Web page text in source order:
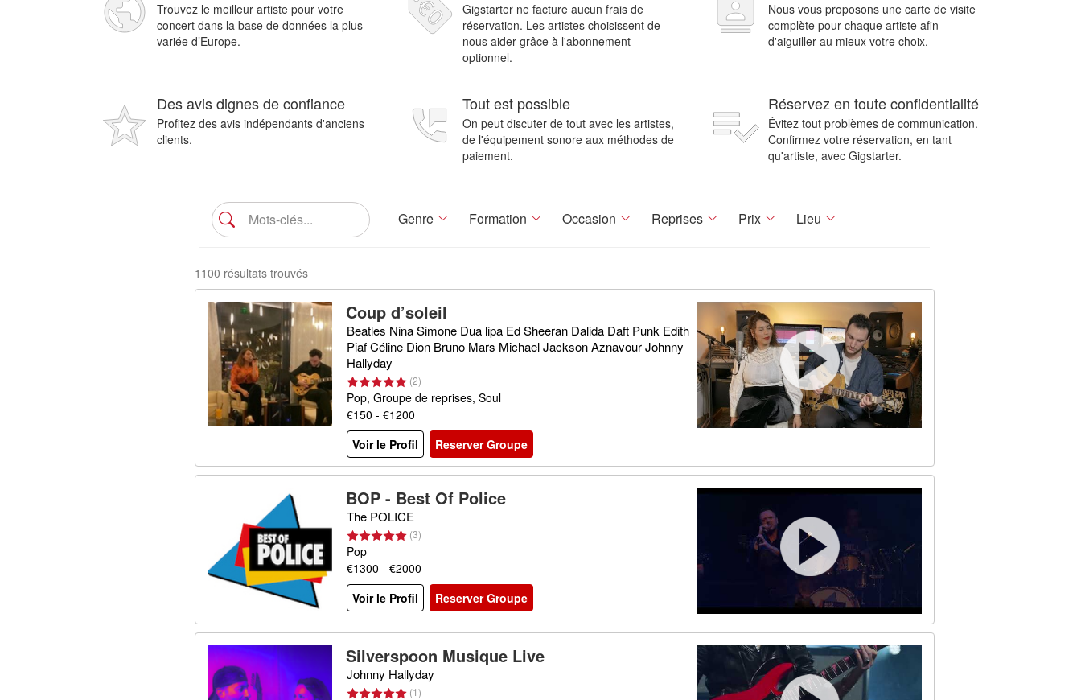
Trouvez le meilleur artiste pour votre
concert dans la base de données la plus
variée d’Europe.
Gigstarter ne facture aucun frais de
réservation. Les artistes choisissent de
nous aider grâce à l'abonnement
optionnel.
Nous vous proposons une carte de visite
complète pour chaque artiste afin
d'aiguiller au mieux votre choix.
Des avis dignes de confiance
Profitez des avis indépendants d'anciens
clients.
Tout est possible
On peut discuter de tout avec les artistes,
de l'équipement sonore aux méthodes de
paiement.
Réservez en toute confidentialité
Évitez tout problèmes de communication.
Confirmez votre réservation, en tant
qu'artiste, avec Gigstarter.
Genre Formation Occasion Reprises Prix Lieu
1100 résultats trouvés
Coup d’soleil
Beatles Nina Simone Dua lipa Ed Sheeran Dalida Daft Punk Edith
Piaf Céline Dion Bruno Mars Michael Jackson Aznavour Johnny
Hallyday
(2)
Pop, Groupe de reprises, Soul
€150 - €1200
Voir le Profil
Reserver Groupe
BOP - Best Of Police
The POLICE
(3)
Pop
€1300 - €2000
Voir le Profil
Reserver Groupe
Silverspoon Musique Live
Johnny Hallyday
(1)